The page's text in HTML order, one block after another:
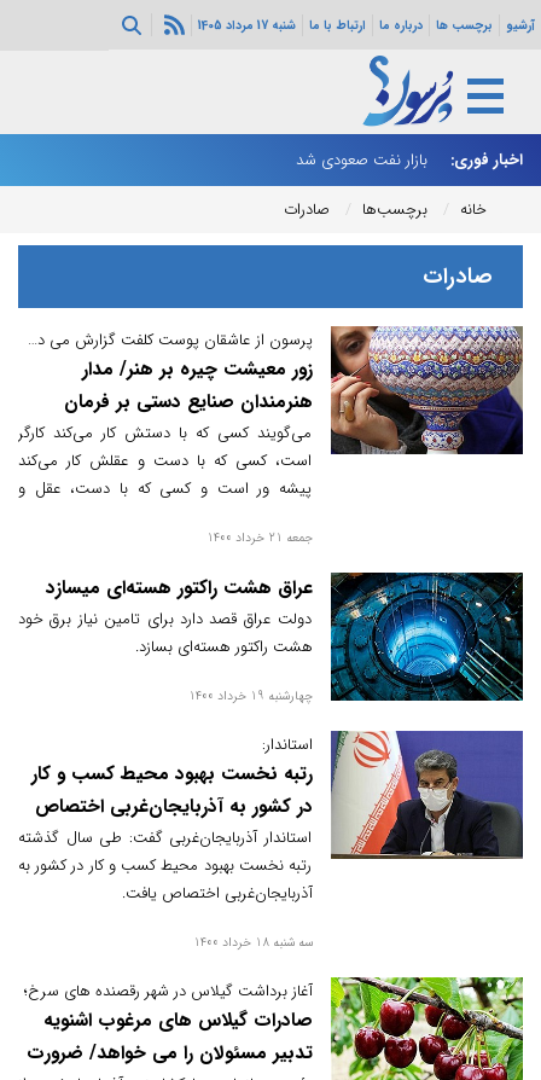
آرشیو برچسب ها درباره ما ارتباط با ما شنبه 17 مرداد 1405
اخبار فوری: بازار نفت صعودی شد
خانه
برچسب‌ها صادرات
صادرات
پرسون از عاشقان پوست کلفت گزارش می دهد:
زور معیشت چیره بر هنر/ مدار
هنرمندان صنایع دستی بر فرمان
مسافرکشی
می‌گویند کسی که با دستش کار می‌کند کارگر
است، کسی که با دست و عقلش کار می‌کند
پیشه ور است و کسی که با دست، عقل و
هنری است که رنگ‌ و روح را منتقل می‌کند،
می‌کشی، هر تار و پودش قصه ای دارد، و دریغ
از غصه دست هنرمندان این هنر پارسی.
جمعه 21 خرداد 1400
عراق هشت راکتور هسته‌ای میسازد
دولت عراق قصد دارد برای تامین نیاز برق خود
هشت راکتور هسته‌ای بسازد.
چهارشنبه 19 خرداد 1400
استاندار:
رتبه نخست بهبود محیط کسب و کار
در کشور به آذربایجان‌غربی اختصاص
یافت
استاندار آذربایجان‌غربی گفت: طی سال گذشته
رتبه نخست بهبود محیط کسب و کار در کشور به
آذربایجان‌غربی اختصاص یافت.
سه شنبه 18 خرداد 1400
آغاز برداشت گیلاس در شهر رقصنده های سرخ؛
صادرات گیلاس های مرغوب اشنویه
تدبیر مسئولان را می خواهد/ ضرورت